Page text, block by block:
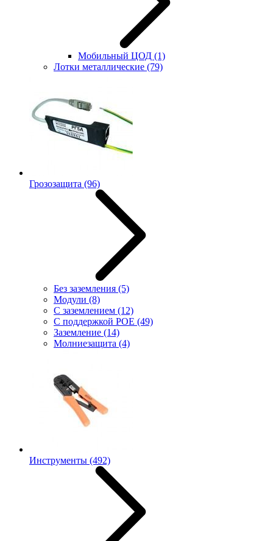
Мобильный ЦОД (1)
Лотки металлические (79)
Грозозащита (96)
Без заземления (5)
Модули (8)
С заземлением (12)
С поддержкой POE (49)
Заземление (14)
Молниезащита (4)
Инструменты (492)